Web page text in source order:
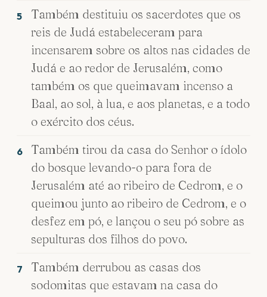
5
Também destituiu os sacerdotes que os
reis de Judá estabeleceram para
incensarem sobre os altos nas cidades de
Judá e ao redor de Jerusalém, como
também os que queimavam incenso a
Baal, ao sol, à lua, e aos planetas, e a todo
o exército dos céus.
6
Também tirou da casa do Senhor o ídolo
do bosque levando-o para fora de
Jerusalém até ao ribeiro de Cedrom, e o
queimou junto ao ribeiro de Cedrom, e o
desfez em pó, e lançou o seu pó sobre as
sepulturas dos filhos do povo.
7
Também derrubou as casas dos
sodomitas que estavam na casa do